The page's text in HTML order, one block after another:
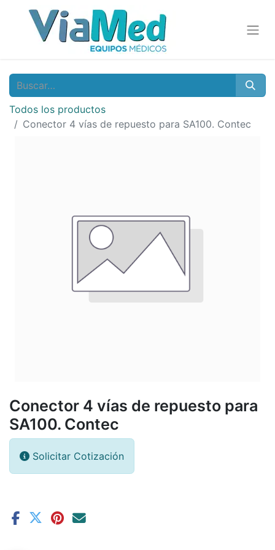
Todos los productos
Conector 4 vías de repuesto para SA100. Contec
Conector 4 vías de repuesto para
SA100. Contec
Solicitar Cotización